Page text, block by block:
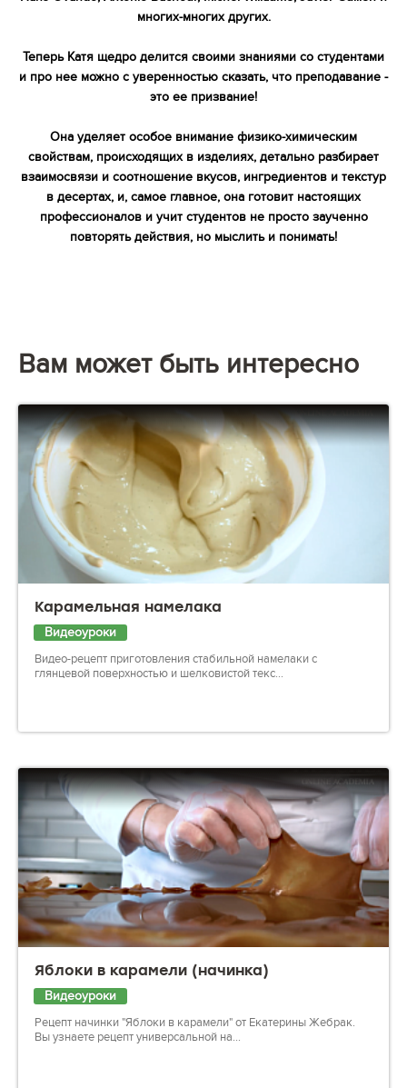
многих-многих других.
Теперь Катя щедро делится своими знаниями со студентами
и про нее можно с уверенностью сказать, что преподавание -
это ее призвание!
Она уделяет особое внимание физико-химическим
свойствам, происходящих в изделиях, детально разбирает
взаимосвязи и соотношение вкусов, ингредиентов и текстур
в десертах, и, самое главное, она готовит настоящих
профессионалов и учит студентов не просто заученно
повторять действия, но мыслить и понимать!
Вам может быть интересно
Карамельная намелака
Видеоуроки
Видео-рецепт приготовления стабильной намелаки с
глянцевой поверхностью и шелковистой текс...
Яблоки в карамели (начинка)
Видеоуроки
Рецепт начинки "Яблоки в карамели" от Екатерины Жебрак.
Вы узнаете рецепт универсальной на...